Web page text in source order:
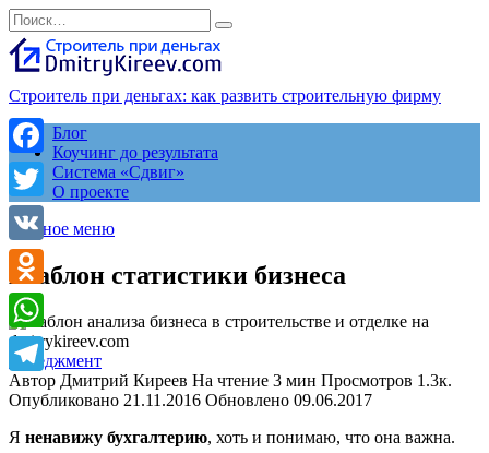
Перейти
к
содержанию
Search
for:
Строитель при деньгах: как развить строительную фирму
Блог
Коучинг до результата
Система «Сдвиг»
О проекте
Главное меню
Шаблон статистики бизнеса
менеджмент
Автор Дмитрий Киреев На чтение 3 мин Просмотров 1.3к.
Опубликовано 21.11.2016 Обновлено 09.06.2017
Я ненавижу бухгалтерию, хоть и понимаю, что она важна.
Facebook
Twitter
VK
Odnoklassniki
WhatsApp
Telegram